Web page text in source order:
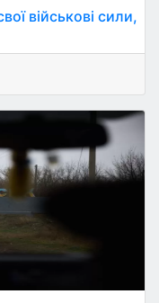
військові сили,